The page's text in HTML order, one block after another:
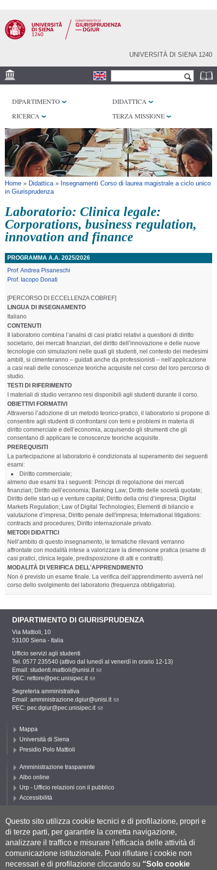
contenuto
principale
UNIVERSITÀ DI SIENA 1240
Form di ricerca
BIBLIOTECHE
SERVIZI
DIPARTIMENTO
DIDATTICA
RICERCA
TERZA MISSIONE
Tu sei qui
Home » Didattica» Insegnamenti Corso di laurea magistrale a ciclo unico
in Giurisprudenza
Laboratorio: Clinica legale:
Corporations, business regulation,
innovation and finance
PROGRAMMA A.A. 2025/2026
Prof. Andrea Pisaneschi
Prof. Iacopo Donati
[PERCORSO DI ECCELLENZA COBREF]
LINGUA DI INSEGNAMENTO
Italiano
CONTENUTI
Il laboratorio combina l’analisi di casi pratici relativi a questioni di diritto
societario, dei mercati finanziari, del diritto dell’innovazione e delle nuove
tecnologie con simulazioni nelle quali gli studenti, nel contesto dei medesimi
ambiti, si cimenteranno – guidati anche da professionisti – nell’applicazione
a casi reali delle conoscenze teoriche acquisite nel corso del loro percorso di
studio.
TESTI DI RIFERIMENTO
I materiali di studio verranno resi disponibili agli studenti durante il corso.
OBIETTIVI FORMATIVI
Attraverso l’adozione di un metodo teorico-pratico, il laboratorio si propone di
consentire agli studenti di confrontarsi con temi e problemi in materia di
diritto commerciale e dell’economia, acquisendo gli strumenti che gli
consentano di applicare le conoscenze teoriche acquisite.
PREREQUISITI
La partecipazione al laboratorio è condizionata al superamento dei seguenti
esami:
Diritto commerciale;
almeno due esami tra i seguenti: Principi di regolazione dei mercati
finanziari; Diritto dell’economia; Banking Law; Diritto delle società quotate;
Diritto delle start-up e venture capital; Diritto della crisi d’impresa; Digital
Markets Regulation; Law of Digital Technologies; Elementi di bilancio e
valutazione d’impresa; Diritto penale dell'impresa; International litigations:
contracts and procedures; Diritto internazionale privato.
METODI DIDATTICI
Nell’ambito di questo insegnamento, le tematiche rilevanti verranno
affrontate con modalità intese a valorizzare la dimensione pratica (esame di
casi pratici, clinica legale, predisposizione di atti e contratti).
MODALITÀ DI VERIFICA DELL'APPRENDIMENTO
Non è previsto un esame finale. La verifica dell’apprendimento avverrà nel
corso dello svolgimento del laboratorio (frequenza obbligatoria).
DIPARTIMENTO DI GIURISPRUDENZA
Via Mattioli, 10
53100 Siena - Italia
Ufficio servizi agli studenti
Tel. 0577 235540 (attivo dal lunedì al venerdì in orario 12-13)
Email: studenti.mattioli@unisi.it
PEC: rettore@pec.unisipec.it
Segreteria amministrativa
Email: amministrazione.dgiur@unisi.it
PEC: pec.dgiur@pec.unisipec.it
Mappa
Università di Siena
Presidio Polo Mattioli
Amministrazione trasparente
Albo online
Urp - Ufficio relazioni con il pubblico
Accessibilità
Cookie settings
Segui UNISI
Questo sito utilizza cookie tecnici e di profilazione, propri e
di terze parti, per garantire la corretta navigazione,
analizzare il traffico e misurare l'efficacia delle attività di
comunicazione istituzionale. Puoi rifiutare i cookie non
necessari e di profilazione cliccando su “Solo cookie